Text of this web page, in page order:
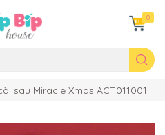
0
sau Miracle Xmas ACT011001